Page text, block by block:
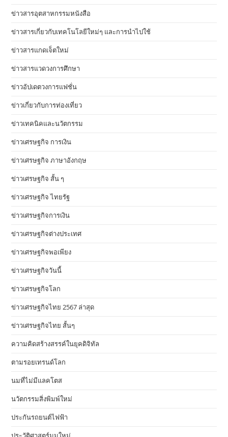
ข่าวสารอุตสาหกรรมหนังสือ
ข่าวสารเกี่ยวกับเทคโนโลยีใหม่ๆ และการนำไปใช้
ข่าวสารแกดเจ็ตใหม่
ข่าวสารแวดวงการศึกษา
ข่าวอัปเดตวงการแฟชั่น
ข่าวเกี่ยวกับการท่องเที่ยว
ข่าวเทคนิคและนวัตกรรม
ข่าวเศรษฐกิจ การเงิน
ข่าวเศรษฐกิจ ภาษาอังกฤษ
ข่าวเศรษฐกิจ สั้น ๆ
ข่าวเศรษฐกิจ ไทยรัฐ
ข่าวเศรษฐกิจการเงิน
ข่าวเศรษฐกิจต่างประเทศ
ข่าวเศรษฐกิจพอเพียง
ข่าวเศรษฐกิจวันนี้
ข่าวเศรษฐกิจโลก
ข่าวเศรษฐกิจไทย 2567 ล่าสุด
ข่าวเศรษฐกิจไทย สั้นๆ
ความคิดสร้างสรรค์ในยุคดิจิทัล
ตามรอยเทรนด์โลก
นมที่ไม่มีแลคโตส
นวัตกรรมสิ่งพิมพ์ใหม่
ประกันรถยนต์ไฟฟ้า